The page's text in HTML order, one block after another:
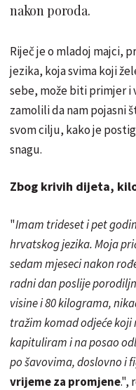
nakon poroda.
Riječ je o mladoj majci,
jezika, koja svima koji
sebe, može biti primjer i
zamolili da nam pojasni
svom cilju, kako je
snagu.
Zbog krivih dijeta,
"Imam trideset i pet
hrvatskog jezika. Moja
sedam mjeseci nakon
radni dan poslije
visine i 80 kilograma,
tražim komad odjeće
kapituliram i na posao
po šavovima, doslovno i
vrijeme za promjene.",